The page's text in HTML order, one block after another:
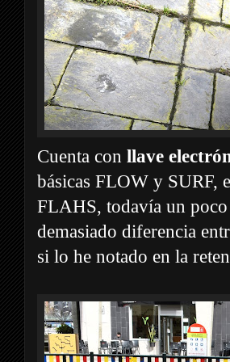
Cuenta con llave
básicas FLOW y SURF,
FLAHS, todavía un
demasiado diferencia
si lo he notado en la